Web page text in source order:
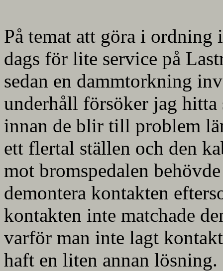
På temat att göra i
dags för lite service på
sedan en dammtorkning
underhåll försöker jag hitta
innan de blir till problem
ett flertal ställen och den
mot bromspedalen
demontera kontakten
kontakten inte matchade
varför man inte lagt
haft en liten annan